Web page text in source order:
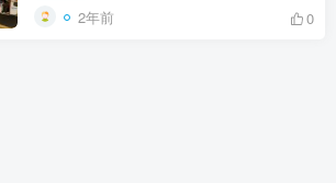
2年前 0